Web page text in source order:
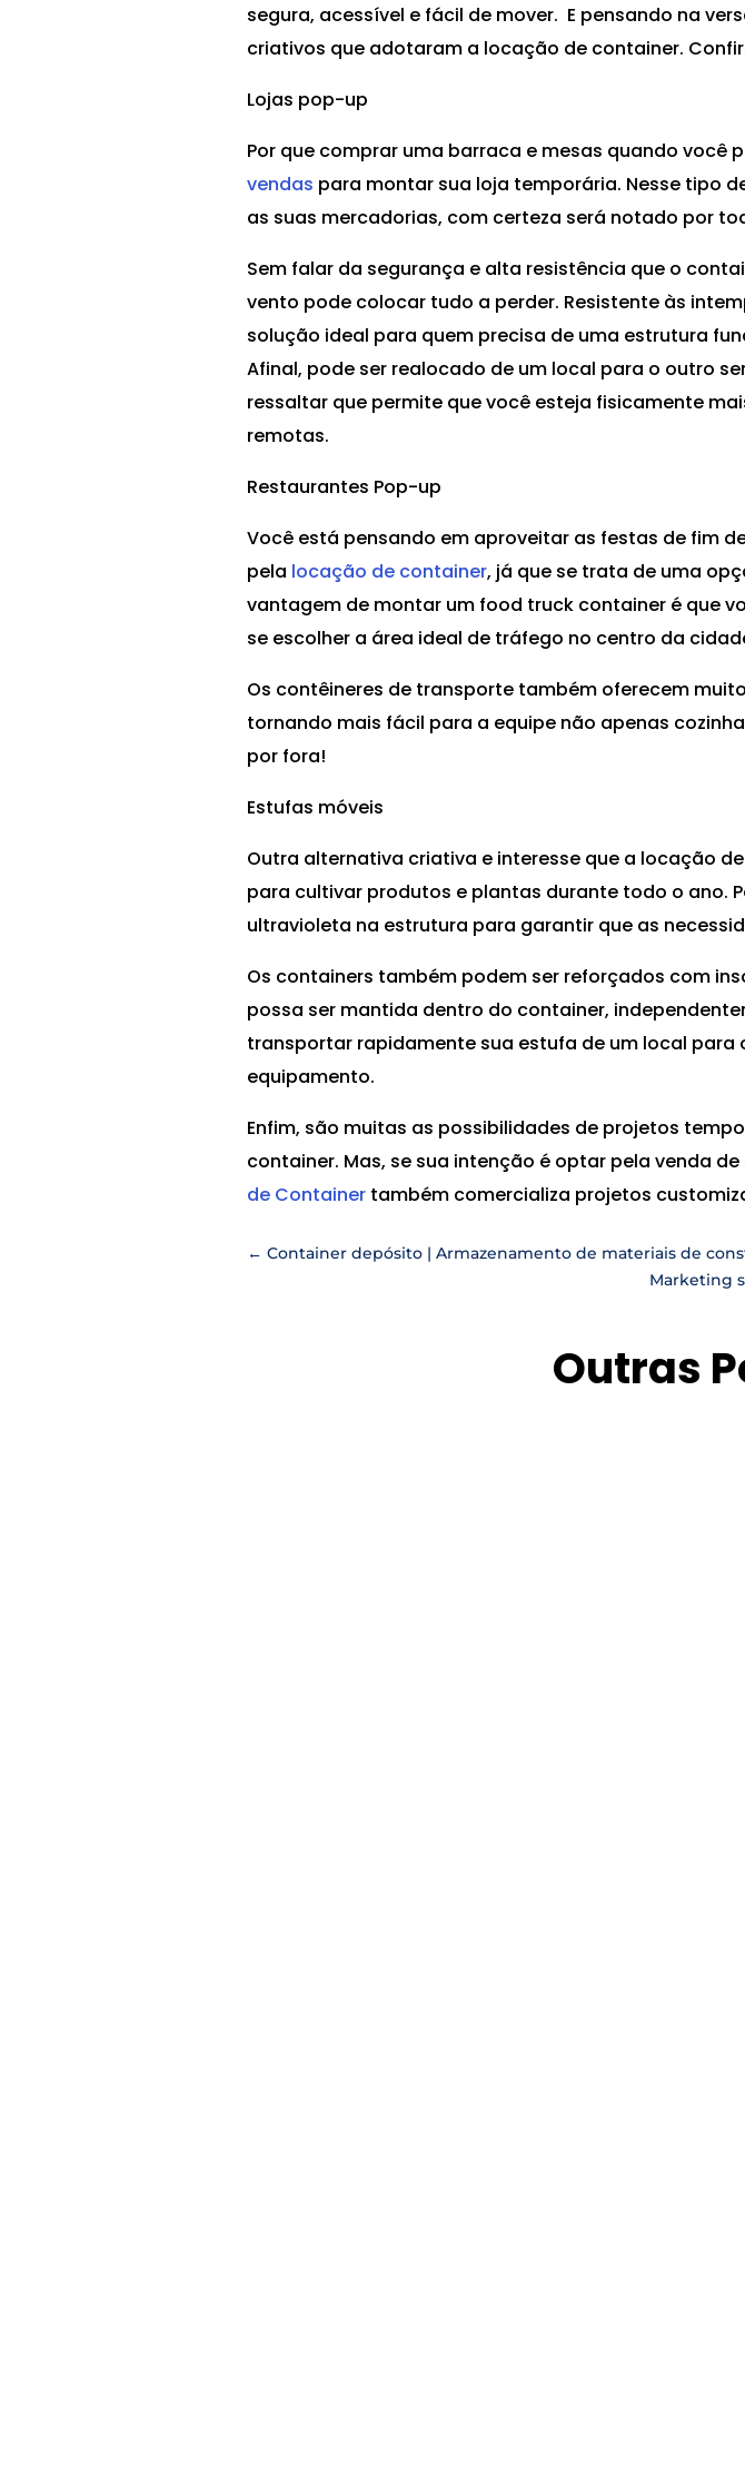
segura, acessível e fácil de mover. E pensando na
criativos que adotaram a locação de container.
Lojas pop-up
Por que comprar uma barraca e mesas quando você
vendas para montar sua loja temporária. Nesse tipo
as suas mercadorias, com certeza será notado por
Sem falar da segurança e alta resistência que o
vento pode colocar tudo a perder. Resistente às
solução ideal para quem precisa de uma estrutura
Afinal, pode ser realocado de um local para o outro
ressaltar que permite que você esteja fisicamente
remotas.
Restaurantes Pop-up
Você está pensando em aproveitar as festas de fim
pela locação de container, já que se trata de uma
vantagem de montar um food truck container é que
se escolher a área ideal de tráfego no centro da
Os contêineres de transporte também oferecem
tornando mais fácil para a equipe não apenas
por fora!
Estufas móveis
Outra alternativa criativa e interesse que a locação
para cultivar produtos e plantas durante todo o ano.
ultravioleta na estrutura para garantir que as
Os containers também podem ser reforçados com
possa ser mantida dentro do container,
transportar rapidamente sua estufa de um local
equipamento.
Enfim, são muitas as possibilidades de projetos
container. Mas, se sua intenção é optar pela venda
de Container também comercializa projetos
← Container depósito | Armazenamento de materiais de
Marketing
Outras